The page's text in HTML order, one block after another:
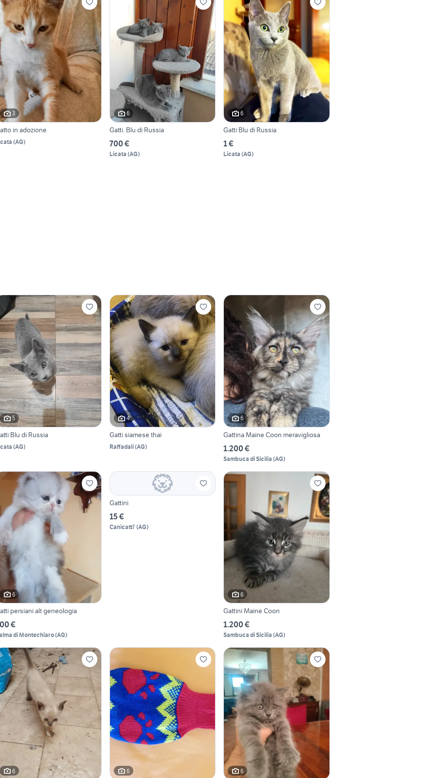
3
in adozione
(AG)
6
Gatti. Blu di Russia
700 €
Licata (AG)
6
Gatti Blu di Russia
1 €
Licata (AG)
5
Blu di Russia
(AG)
4
Gatti siamese thai
Raffadali(AG)
6
Gattina Maine Coon meravigliosa
1.200 €
Sambuca di Sicilia (AG)
6
persiani alt geneologia
€
di Montechiaro(AG)
Gattini
15 €
Canicatti' (AG)
6
Gattini Maine Coon
1.200 €
Sambuca di Sicilia (AG)
6 6 6